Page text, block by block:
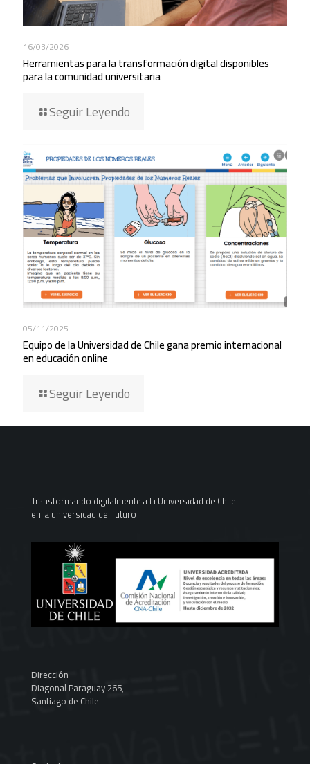
16/03/2026
Herramientas para la transformación digital disponibles
para la comunidad universitaria
Seguir Leyendo
05/11/2025
Equipo de la Universidad de Chile gana premio internacional
en educación online
Seguir Leyendo
Transformando digitalmente a la Universidad de Chile
en la universidad del futuro
Dirección
Diagonal Paraguay 265,
Santiago de Chile